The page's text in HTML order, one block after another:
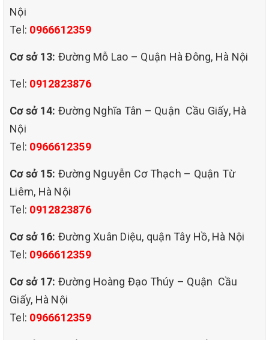
giặt thảm chuyên nghiệp
tại quận đống đa hà nội,.
LỢI ÍCH KHI LỰA CHỌN DỊCH VỤ GIẶT THẢM CỦA QHT
VIỆT NAM
lễ.
– Giá dịch vụ giặt thảm văn phòng, trải sàn, trang trí tại
QHT đều ngang bằng, thậm chí rẻ hơn các địa chỉ cùng
cung cấp dịch vụ.
Nội
Tel: 0966612359
Cơ sở 13: Đường Mỗ Lao – Quận Hà Đông, Hà Nội
Tel: 0912823876
Cơ sở 14: Đường Nghĩa Tân – Quận Cầu Giấy, Hà
Nội
Tel: 0966612359
Cơ sở 15: Đường Nguyễn Cơ Thạch – Quận Từ
Liêm, Hà Nội
Tel: 0912823876
Cơ sở 16: Đường Xuân Diệu, quận Tây Hồ, Hà Nội
Tel: 0966612359
Cơ sở 17: Đường Hoàng Đạo Thúy – Quận Cầu
Giấy, Hà Nội
Tel: 0966612359